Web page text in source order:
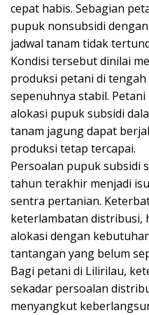
cepat habis. Sebagian
pupuk nonsubsidi
jadwal tanam tidak
Kondisi tersebut dinilai
produksi petani di
sepenuhnya stabil.
alokasi pupuk subsidi
tanam jagung dapat
produksi tetap tercapai.
Persoalan pupuk subsidi
tahun terakhir menjadi
sentra pertanian.
keterlambatan distribusi,
alokasi dengan
tantangan yang belum
Bagi petani di Lilirilau,
sekadar persoalan
menyangkut